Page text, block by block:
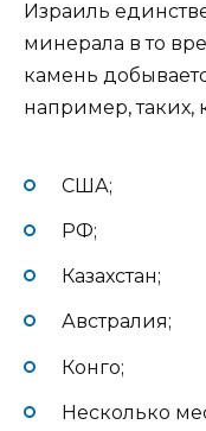
Израиль
минерала в то
камень
например, таких,
США;
РФ;
Казахстан;
Австралия;
Конго;
Несколько